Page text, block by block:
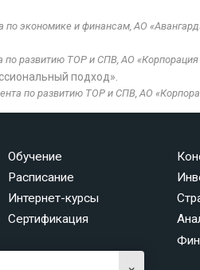
экономике и финансам, АО
развитию ТОР и СПВ, АО «Корпорация
подход».
по развитию ТОР и СПВ, АО
Обучение
Расписание
Интернет-курсы
Сертификация